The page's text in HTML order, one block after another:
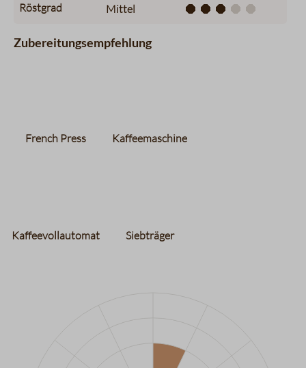
Röstgrad Mittel
Zubereitungsempfehlung
French Press Kaffeemaschine
Kaffeevollautomat Siebträger